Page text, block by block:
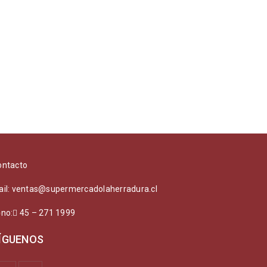
ventas@supermercadolaherradura.cl
45 – 271 1999